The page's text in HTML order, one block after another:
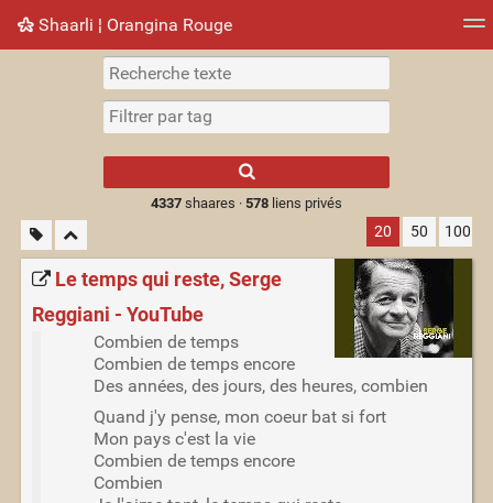
Shaarli ¦ Orangina Rouge
Nuage de tags Mur d'images
results.
4337shaares · 578liens privés
20 50 100
Le temps qui reste, Serge
Reggiani - YouTube
Combien de temps
Combien de temps encore
Des années, des jours, des heures, combien
Quand j'y pense, mon coeur bat si fort
Mon pays c'est la vie
Combien de temps encore
Combien